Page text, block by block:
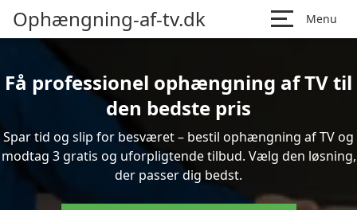
Ophængning-af-tv.dk Menu
Få professionel ophængning af TV til
den bedste pris
Spar tid og slip for besværet – bestil ophængning af TV og
modtag 3 gratis og uforpligtende tilbud. Vælg den løsning,
der passer dig bedst.